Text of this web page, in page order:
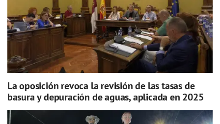
La oposición revoca la revisión de las tasas de
basura y depuración de aguas, aplicada en 2025